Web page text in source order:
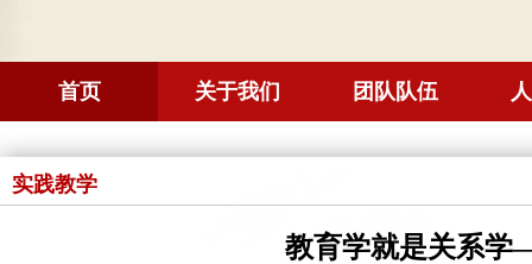
首页 关于我们 团队队伍
实践教学
教育学就是关系学